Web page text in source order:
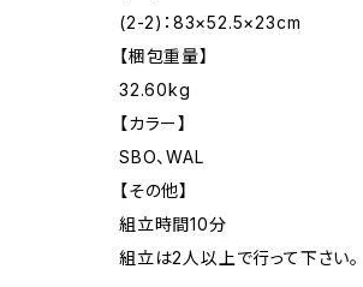
(2-2)：83×52.5×23cm
【梱包重量】
32.60kg
【カラー】
SBO、WAL
【その他】
組立時間10分
組立は2人以上で行って下さい。